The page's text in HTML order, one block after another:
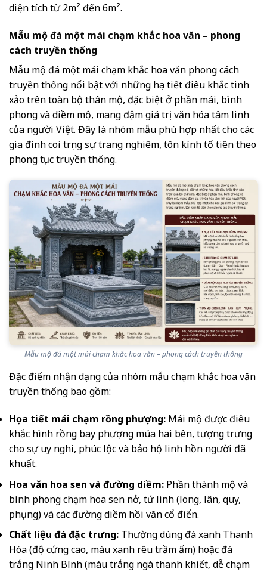
diện tích từ 2m² đến 6m².
Mẫu mộ đá một mái chạm khắc hoa văn – phong
cách truyền thống
Mẫu mộ đá một mái chạm khắc hoa văn phong cách
truyền thống nổi bật với những họa tiết điêu khắc tinh
xảo trên toàn bộ thân mộ, đặc biệt ở phần mái, bình
phong và diềm mộ, mang đậm giá trị văn hóa tâm linh
của người Việt. Đây là nhóm mẫu phù hợp nhất cho các
gia đình coi trọng sự trang nghiêm, tôn kính tổ tiên theo
phong tục truyền thống.
Mẫu mộ đá một mái chạm khắc hoa văn – phong cách truyền thống
Đặc điểm nhận dạng của nhóm mẫu chạm khắc hoa văn
truyền thống bao gồm:
Họa tiết mái chạm rồng phượng: Mái mộ được điêu
khắc hình rồng bay phượng múa hai bên, tượng trưng
cho sự uy nghi, phúc lộc và bảo hộ linh hồn người đã
khuất.
Hoa văn hoa sen và đường diềm: Phần thành mộ và
bình phong chạm hoa sen nở, tứ linh (long, lân, quy,
phụng) và các đường diềm hồi văn cổ điển.
Chất liệu đá đặc trưng: Thường dùng đá xanh Thanh
Hóa (độ cứng cao, màu xanh rêu trầm ấm) hoặc đá
trắng Ninh Bình (màu trắng ngà thanh khiết, dễ chạm